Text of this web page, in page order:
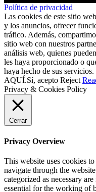
Política de privacidad
Las cookies de este sitio
y los anuncios, ofrecer
tráfico. Además,
sitio web con nuestros
análisis web, quienes
les haya proporcionado o
haya hecho de sus
AQUÍ.Sí, acepto Reject
Privacy & Cookies Policy
Cerrar
Privacy Overview
This website uses cookies
navigate through the
categorized as necessary
essential for the working of